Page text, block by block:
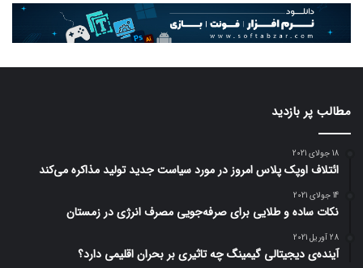
مطالب پر بازدید
18 جولای 2021
ائتلاف اوپک پلاس امروز در مورد سیاست جدید تولید مذاکره می‌کند
14 جولای 2021
نکات ساده و طلایی برای صرفه‌جویی مصرف انرژی در زمستان
28 آوریل 2021
آینده‌ی دیجیتالی گیمینگ چه تاثیری بر بحران اقلیمی دارد؟